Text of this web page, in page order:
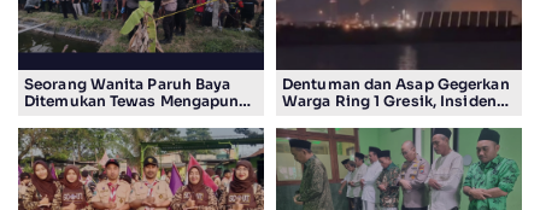
Seorang Wanita Paruh Baya
Ditemukan Tewas Mengapung
Dentuman dan Asap Gegerkan
Warga Ring 1 Gresik, Insiden
Smelting